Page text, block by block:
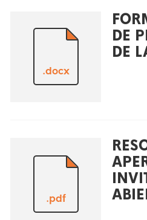
.docx
DE
DE
.pdf